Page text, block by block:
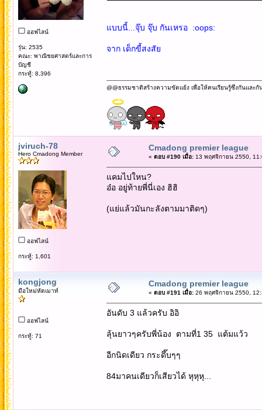
ออฟไลน์
รุ่น: 2535
คณะ: พาณิชยศาสตร์และการ
บัญชี
กระทู้: 8,396
แบบนี้...จุ๊บ จุ๊บ กันเหรอ :oops:
จาก เด็กขี้สงสัย
@@ธรรมชาติสร้างความขัดแย้ง เพื่อให้คนเรียนรู้ซึ่งกันและกั
jviruch-78
Hero Cmadong Member
ออฟไลน์
กระทู้: 1,601
Cmadong premier league
« ตอบ #190 เมื่อ:13 พฤศจิกายน 2550,
แคมไปใหน?
อ๋อ อยู่ท้ายพี่นี่เอง ฮิฮิ
(แย่แล้วมันกะลังตามมาติดๆ)
kongjong
มือใหม่หัดเมาท์
ออฟไลน์
กระทู้: 71
Cmadong premier league
« ตอบ #191 เมื่อ:26 พฤศจิกายน 2550,
อันดับ 3 แล้วครับ อิอิ
ลุ้นยาวๆครับพี่น้อง ตามที่1 35 แต้มแว้ว
อีกนิดเดียว กระดึ๊บๆๆ
84มาคนเดียวก็เสียวได้ หุหุหุ...